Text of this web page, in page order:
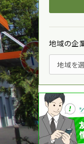
地域の企